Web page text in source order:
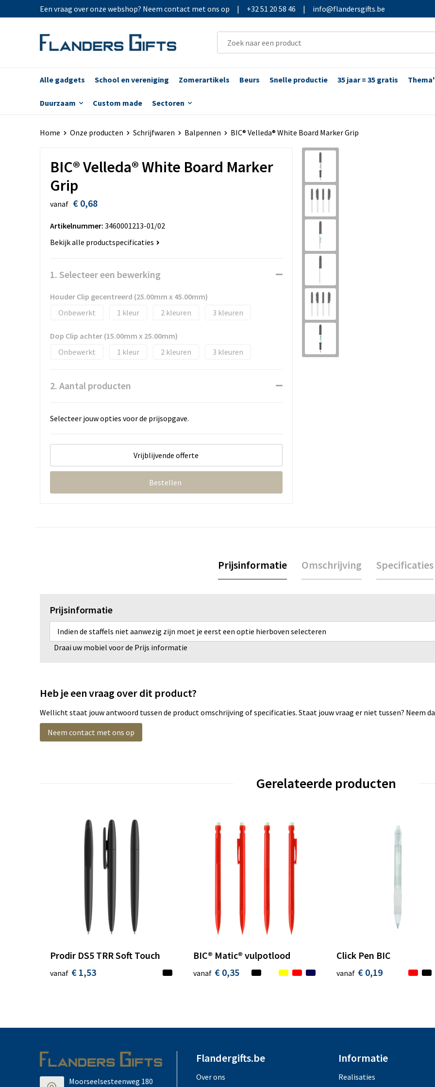
Een vraag over onze webshop? Neem contact met ons op | +32 51 20 58 46 | info@flandersgifts.be
Alle gadgets School en vereniging Zomerartikels Beurs Snelle productie 35 jaar = 35 gratis
Duurzaam Custom made Sectoren
Home Onze producten Schrijfwaren Balpennen BIC® Velleda® White Board Marker Grip
BIC® Velleda® White Board Marker
Grip
vanaf € 0,68
Artikelnummer: 3460001213-01/02
Bekijk alle productspecificaties
1. Selecteer een bewerking
Houder Clip gecentreerd (25.00mm x 45.00mm)
Onbewerkt
1 2 3
Dop Clip achter (15.00mm x 25.00mm)
Onbewerkt
1 2 3
2. Aantal producten
Selecteer jouw opties voor de prijsopgave.
Vrijblijvende offerte
Bestellen
Prijsinformatie Omschrijving Specificaties
Prijsinformatie
Indien de staffels niet aanwezig zijn moet je eerst een optie hierboven selecteren
Draai uw mobiel voor de Prijs informatie
Heb je een vraag over dit product?
Wellicht staat jouw antwoord tussen de product omschrijving of specificaties. Staat jouw vraag er niet tussen? Neem
Neem contact met ons op
Gerelateerde producten
Prodir DS5 TRR Soft Touch
vanaf € 1,53
BIC® Matic® vulpotlood
vanaf € 0,35
Click Pen BIC
vanaf € 0,19
Moorseelsesteenweg 180
Flandergifts.be
Over ons
Informatie
Realisaties